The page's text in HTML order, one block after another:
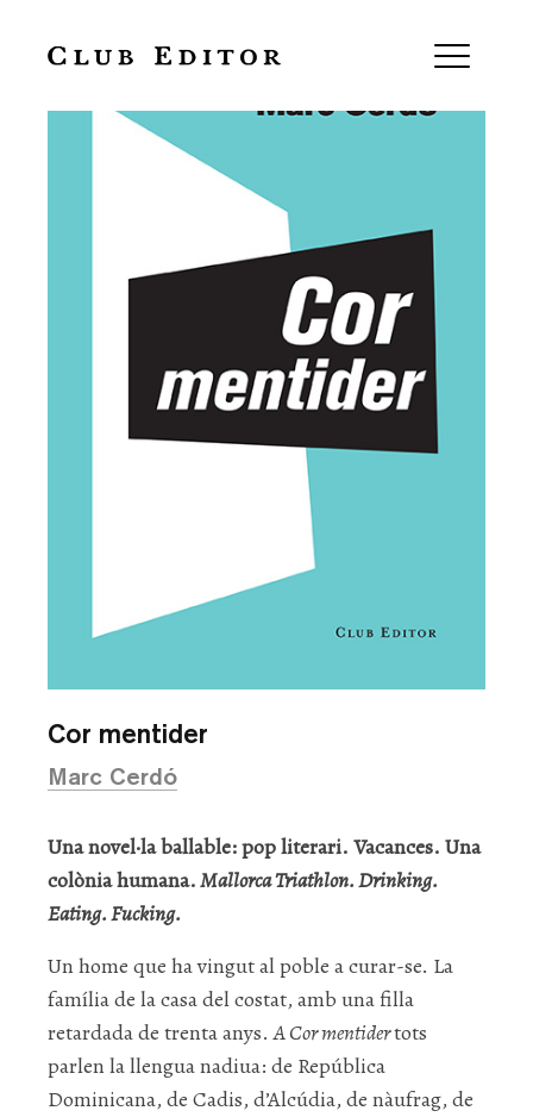
Cor mentider
Marc Cerdó
Una novel·la ballable: pop literari. Vacances. Una
colònia humana.Mallorca Triathlon. Drinking.
Eating. Fucking.
Un home que ha vingut al poble a curar-se. La
família de la casa del costat, amb una filla
retardada de trenta anys.A Cor mentidertots
parlen la llengua nadiua: de República
Dominicana, de Cadis, d’Alcúdia, de nàufrag, de